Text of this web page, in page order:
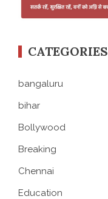
CATEGORIES
bangaluru
bihar
Bollywood
Breaking
Chennai
Education